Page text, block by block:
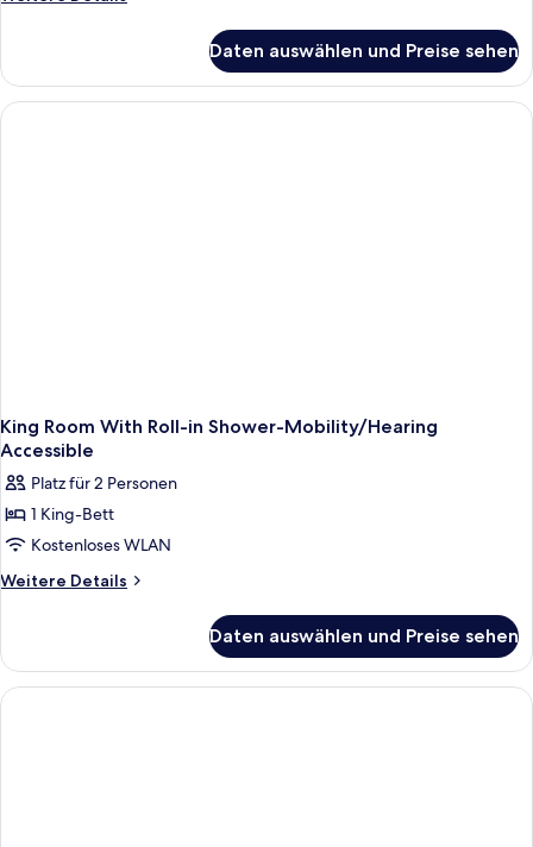
Room
Daten auswählen und Preise sehen
King Room With Roll-in Shower-Mobility/Hearing
Accessible
Platz für 2 Personen
1 King-Bett
Kostenloses WLAN
Weitere Details
Weitere
Room
With
Roll-
Daten auswählen und Preise sehen